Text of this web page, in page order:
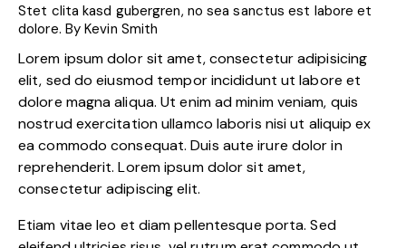
Stet clita kasd gubergren, no sea sanctus est labore et
dolore. ByKevin Smith
Lorem ipsum dolor sit amet, consectetur adipisicing
elit, sed do eiusmod tempor incididunt ut labore et
dolore magna aliqua. Ut enim ad minim veniam, quis
nostrud exercitation ullamco laboris nisi ut aliquip ex
ea commodo consequat. Duis aute irure dolor in
reprehenderit. Lorem ipsum dolor sit amet,
consectetur adipiscing elit.
Etiam vitae leo et diam pellentesque porta. Sed